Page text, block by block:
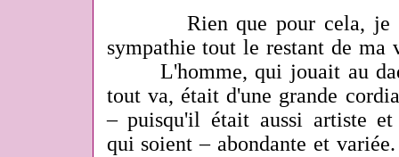
Rien que pour cela,
sympathie tout le restant de ma
L'homme, qui jouait au
tout va, était d'une grande
– puisqu'il était aussi artiste
qui soient – abondante et variée.